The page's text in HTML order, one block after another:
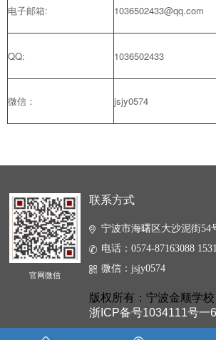
电子邮箱: 1036502433@qq.com
QQ: 1036502433
微信： jsjy0574
官网微信
联系方式
宁波市海曙区大沙泥街54
电话：0574-87163088
微信：jsjy0574
版权所有：宁波金顺学
浙ICP备号1034111号一6